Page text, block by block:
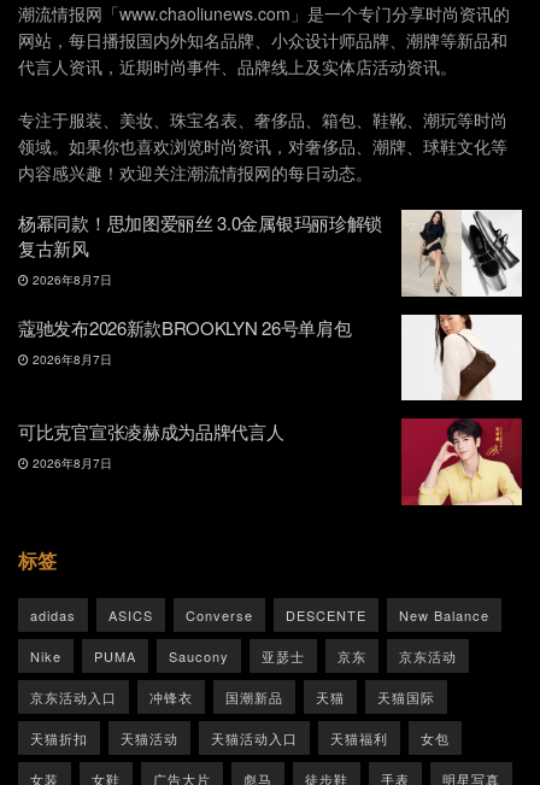
潮流情报网「www.chaoliunews.com」是一个专门分享时尚资讯的
网站，每日播报国内外知名品牌、小众设计师品牌、潮牌等新品和
代言人资讯，近期时尚事件、品牌线上及实体店活动资讯。
专注于服装、美妆、珠宝名表、奢侈品、箱包、鞋靴、潮玩等时尚
领域。如果你也喜欢浏览时尚资讯，对奢侈品、潮牌、球鞋文化等
内容感兴趣！欢迎关注潮流情报网的每日动态。
杨幂同款！思加图爱丽丝 3.0金属银玛丽珍解锁
复古新风
2026年8月7日
蔻驰发布2026新款BROOKLYN 26号单肩包
2026年8月7日
可比克官宣张凌赫成为品牌代言人
2026年8月7日
标签
adidas ASICS Converse DESCENTE New Balance
Nike PUMA Saucony 亚瑟士 京东 京东活动
京东活动入口 冲锋衣 国潮新品 天猫 天猫国际
天猫折扣 天猫活动 天猫活动入口 天猫福利 女包
女装 女鞋 广告大片 彪马 徒步鞋 手表 明星写真